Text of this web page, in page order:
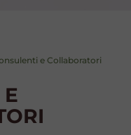
e Collaboratori